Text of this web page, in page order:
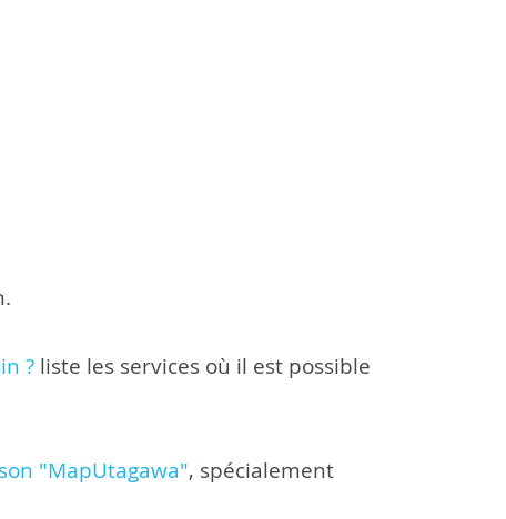
?liste les services où il est possible
"MapUtagawa", spécialement